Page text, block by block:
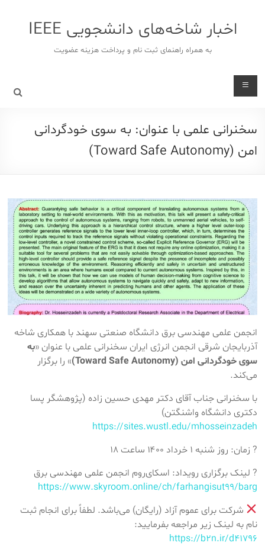
اخبار شاخه‌های دانشجویی IEEE
به همراه راهنمای ثبت نام و پرداخت هزینه عضویت
سخنرانی علمی با عنوان: به سوی خودگردانی
امن (Toward Safe Autonomy)
انجمن علمی مهندسی برق دانشگاه صنعتی سهند با همکاری شاخه
آذربایجان شرقی انجمن انرژی ایران سخنرانی علمی با عنوان «به
سوی خودگردانی امن (Toward Safe Autonomy)
» را برگزار
می‌کند.
با سخنرانی جناب آقای دکتر مهدی حسین زاده (پژوهشگر پسا
دکتری دانشگاه واشنگتن)
https://sites.wustl.edu/mhosseinzadeh
? زمان: روز شنبه ۱ خرداد ۱۴۰۰ ساعت ۱۸
? لینک برگزاری رویداد: اسکای‌روم انجمن علمی مهندسی برق
https://www.skyroom.online/ch/farhangisut99/barg
شرکت برای عموم آزاد (رایگان) می‌باشد. لطفاً برای انجام ثبت
نام به لینک زیر مراجعه بفرمایید:
https://b2n.ir/d41796